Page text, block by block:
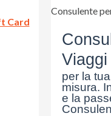
tua email e ti
6
ti dara
Card
Viaggi
per la
misura.
e la